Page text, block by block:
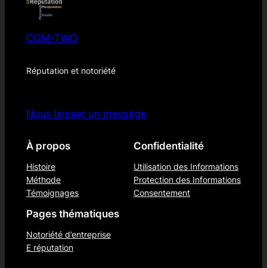
COM-TWO
Réputation et notoriété
Nous laisser un message
À propos
Histoire
Méthode
Témoignages
Confidentialité
Utilisation des Informations
Protection des Informations
Consentement
Pages thématiques
Notoriété d’entreprise
E réputation